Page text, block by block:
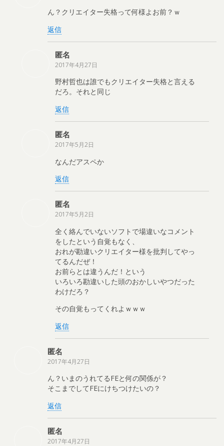
ん？クリエイター失格って何様よお前？ｗ
返信
匿名
2017年4月27日
野村哲也は誰でもクリエイター失格と言える
だろ。それと同じ
返信
匿名
2017年5月2日
なんだアスペか
返信
匿名
2017年5月2日
全く絡んでいないソフトで場違いなコメント
をしたという自覚もなく、
おれが勘違いクリエイター様を批判してやっ
てるんだぜ！
お前らとは違うんだ！という
いろいろ勘違いした頭のおかしいやつだった
わけだろ？
その自覚もってくれよｗｗｗ
返信
匿名
2017年4月27日
ん？いまのうれてるFEと何の関係が？
そこまでしてFEにけちつけたいの？
返信
匿名
2017年4月27日